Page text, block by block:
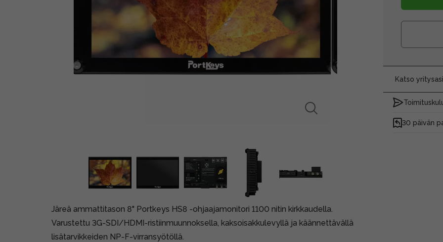
Järeä ammattitason 8" Portkeys HS8 -ohjaajamonitori 1100 nitin kirkkaudella.
Varustettu 3G-SDI/HDMI-ristiinmuunnoksella, kaksoisakkulevyllä ja käännettävällä
lisätarvikkeiden NP-F-virransyötöllä.
Katso
30 päivän